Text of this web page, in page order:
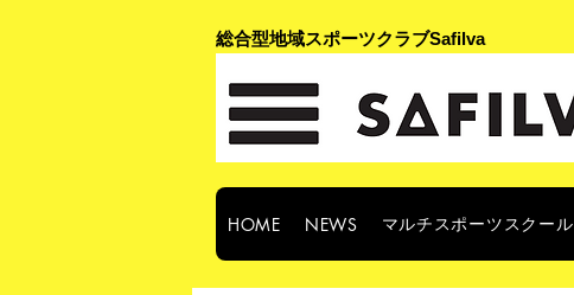
​総合型地域スポーツクラブSafilva
HOME NEWS マルチスポーツスクール